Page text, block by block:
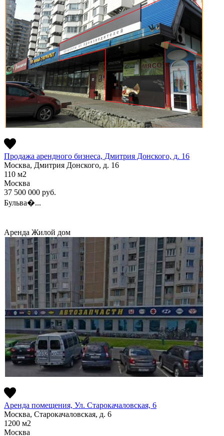
Продажа арендного бизнеса, Дмитрия Донского, д. 16
Москва, Дмитрия Донского, д. 16
110 м2
Москва
37 500 000 руб.
Бульва�...
Аренда Жилой дом
Аренда помещения, Ул. Старокачаловская, 6
Москва, Старокачаловская, д. 6
1200 м2
Москва